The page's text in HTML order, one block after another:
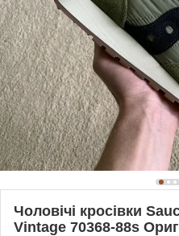
Чоловічі кросівки
Vintage 70368-88s